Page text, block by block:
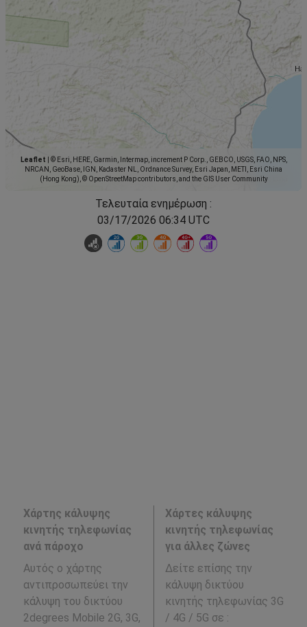
Leaflet
© Esri, HERE, Garmin, Intermap, increment P Corp., GEBCO, USGS, FAO, NPS,
NRCAN, GeoBase, IGN, Kadaster NL, Ordnance Survey, Esri Japan, METI, Esri China
(Hong Kong), © OpenStreetMap contributors, and the GIS User Community
Τελευταία ενημέρωση :
03/17/2026 06:34 UTC
Χάρτης κάλυψης
κινητής τηλεφωνίας
ανά πάροχο
Αυτός ο χάρτης
αντιπροσωπεύει την
κάλυψη του δικτύου
2degrees Mobile 2G, 3G,
Χάρτες κάλυψης
κινητής τηλεφωνίας
για άλλες ζώνες
Δείτε επίσης την
κάλυψη δικτύου
κινητής τηλεφωνίας 3G
/ 4G / 5G σε :